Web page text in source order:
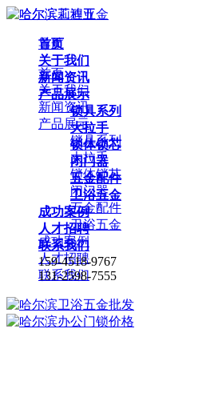
首页
关于我们
新闻资讯
产品展示
锁具系列
大拉手
锁体锁芯
闭门器
五金配件
卫浴五金
成功案例
人才招聘
联系我们
159-4518-9767
131-2598-7555
导航
首页
关于我们
新闻资讯
产品展示
锁具系列
大拉手
锁体锁芯
闭门器
五金配件
卫浴五金
成功案例
人才招聘
联系我们